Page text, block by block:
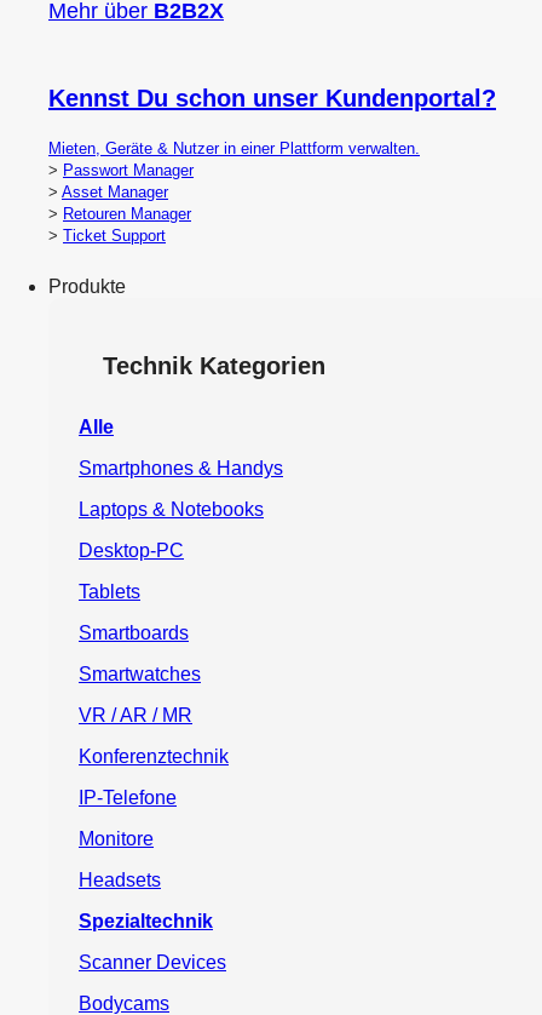
Mehr über B2B2X
Kennst Du schon unser Kundenportal?
Mieten, Geräte & Nutzer in einer Plattform verwalten.
> Passwort Manager
> Asset Manager
> Retouren Manager
> Ticket Support
Produkte
Technik Kategorien
Alle
Smartphones & Handys
Laptops & Notebooks
Desktop-PC
Tablets
Smartboards
Smartwatches
VR / AR / MR
Konferenztechnik
IP-Telefone
Monitore
Headsets
Spezialtechnik
Scanner Devices
Bodycams